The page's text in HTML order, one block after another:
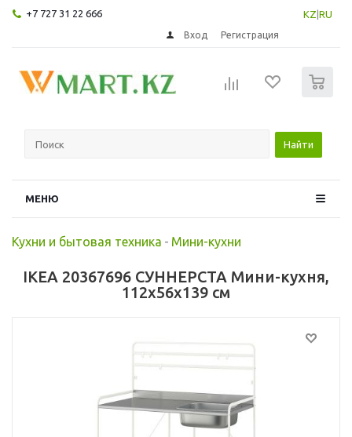
+7 727 31 22 666 KZ RU
Вход Регистрация
Найти
МЕНЮ
Кухни и бытовая техника - Мини-кухни
IKEA 20367696 СУННЕРСТА Мини-кухня,
112x56x139 см